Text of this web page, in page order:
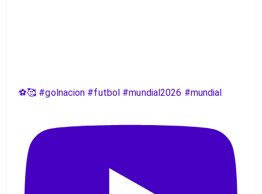
⚽️🥰 #golnacion #futbol #mundial2026 #mundial